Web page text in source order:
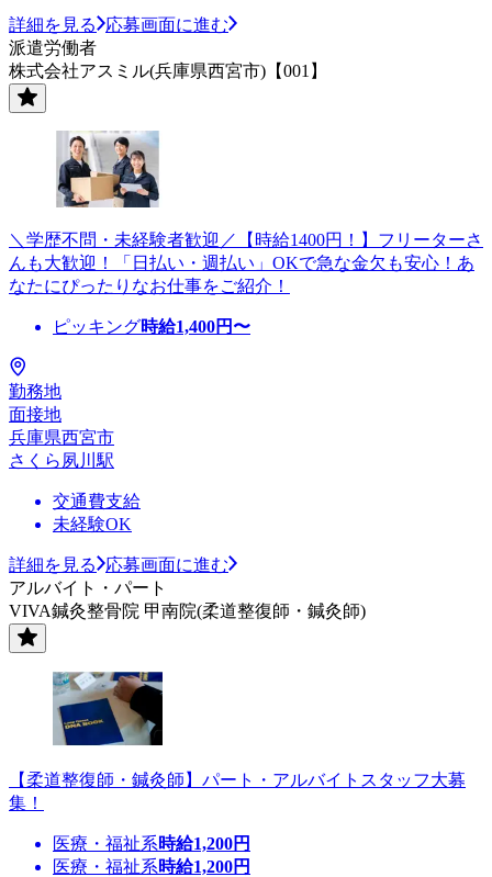
詳細を見る
応募画面に進む
派遣労働者
株式会社アスミル(兵庫県西宮市)【001】
＼学歴不問・未経験者歓迎／【時給1400円！】フリーターさ
んも大歓迎！「日払い・週払い」OKで急な金欠も安心！あ
なたにぴったりなお仕事をご紹介！
ピッキング時給1,400円〜
勤務地
面接地
兵庫県西宮市
さくら夙川駅
交通費支給
未経験OK
詳細を見る
応募画面に進む
アルバイト・パート
VIVA鍼灸整骨院 甲南院(柔道整復師・鍼灸師)
【柔道整復師・鍼灸師】パート・アルバイトスタッフ大募
集！
医療・福祉系時給1,200円
医療・福祉系時給1,200円